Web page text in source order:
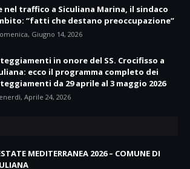
nel traffico a Siculiana Marina, il sindaco
“fatti che destano preoccupazione”
Giugno 14, 2026
in onore del SS. Crocifisso a
ecco il programma completo dei
da 29 aprile al 3 maggio 2026
Aprile 24, 2026
MEDITERRANEA 2026 – COMUNE DI